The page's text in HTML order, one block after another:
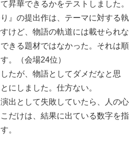
昇華できるかをテストしました。
』の提出作は、テーマに対する執
けど、物語の軌道には載せられな
きる題材ではなかった。それは順
。（会場24位）
たが、物語としてダメだなと思
にしました。仕方ない。
出として失敗していたら、人の心
だけは、結果に出ている数字を指
。